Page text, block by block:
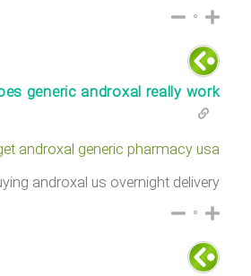
۰
generic androxal really work
androxal generic pharmacy usa
androxal us overnight delivery
۰